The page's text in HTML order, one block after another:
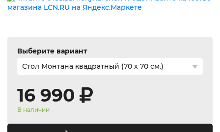
Выберите вариант
16 990
В наличии